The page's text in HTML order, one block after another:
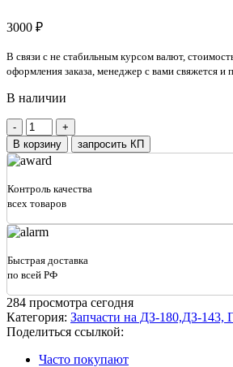
3000 ₽
В связи с не стабильным курсом валют,
оформления заказа, менеджер с вами свяжется и
В наличии
Количество
товара
Вилка
(КПП-
240.30.13.00.001
ДЗ-180
(Брянск)
В корзину запросить КП
Контроль качества
всех товаров
Быстрая доставка
по всей РФ
284 просмотра сегодня
Категория: Запчасти на ДЗ-180,ДЗ-143,
Поделиться ссылкой:
Часто покупают